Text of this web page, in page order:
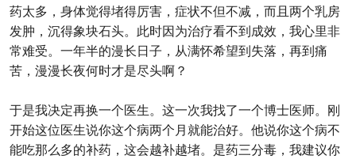
药太多，身体觉得堵得厉害，症状不但不减，而且两个乳房
发肿，沉得象块石头。此时因为治疗看不到成效，我心里非
常难受。一年半的漫长日子，从满怀希望到失落，再到痛
苦，漫漫长夜何时才是尽头啊？
于是我决定再换一个医生。这一次我找了一个博士医师。刚
开始这位医生说你这个病两个月就能治好。他说你这个病不
能吃那么多的补药，这会越补越堵。是药三分毒，我建议你